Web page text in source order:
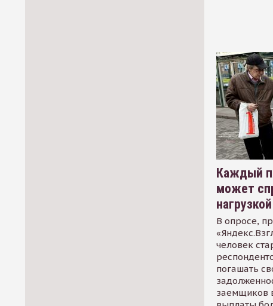
Каждый
может
нагрузкой
В опросе,
человек
погашать
заемщиков